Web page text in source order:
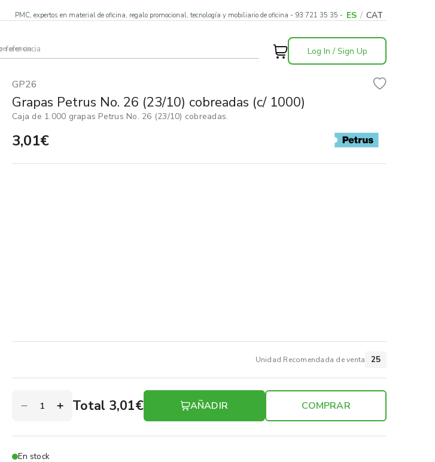
PMC, expertos en material de oficina, regalo promocional, tecnología y mobiliario de oficina - 93 721 35 35 - ES / CAT
Log In / Sign Up
GP26
Grapas Petrus No. 26 (23/10) cobreadas (c/ 1000)
Caja de 1.000 grapas Petrus No. 26 (23/10) cobreadas.
3,01€
Unidad Recomendada de venta 25
Total 3,01€ AÑADIR COMPRAR
En stock